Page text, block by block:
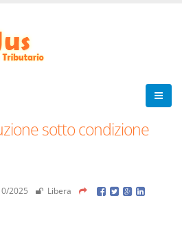
sotto condizione
2025 Libera